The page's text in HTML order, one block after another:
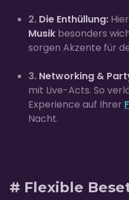
2. Die Enthüllung:
Musik besonders
sorgen Akzente für
3. Networking &
mit Live-Acts. So
Experience auf Ihrer
Nacht.
# Flexible